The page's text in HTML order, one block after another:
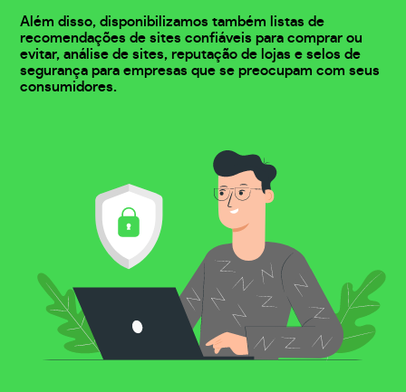
Além disso, disponibilizamos também listas de
recomendações de sites confiáveis para comprar ou
evitar, análise de sites, reputação de lojas e selos de
segurança para empresas que se preocupam com seus
consumidores.